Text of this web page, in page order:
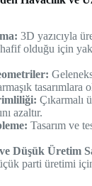
3D yazıcıyla
olduğu için
tasarımlara
Çıkarmalı
azaltır.
Tasarım ve
Düşük Üretim
parti üretimi